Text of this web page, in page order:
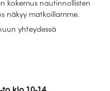
Yksin matkalle?
kokemus nautinnollisten
näkyy matkoillamme.
yhteydessä